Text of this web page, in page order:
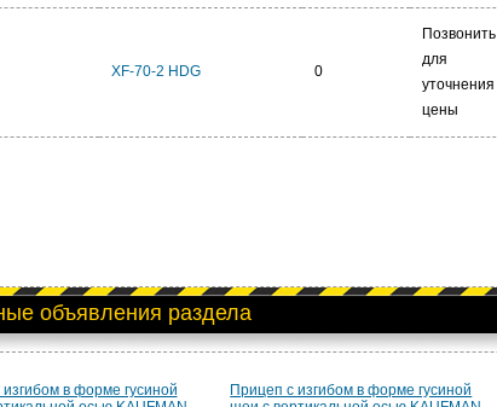
XF-70-2 HDG 0
Позвонить
для
уточнения
цены
объявления раздела
в форме гусиной
Прицеп с изгибом в форме гусиной